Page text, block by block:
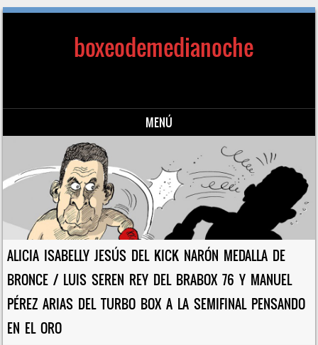
boxeodemedianoche
MENÚ
Saltar al contenido
ALICIA ISABELLY JESÚS DEL KICK NARÓN MEDALLA DE
BRONCE / LUIS SEREN REY DEL BRABOX 76 Y MANUEL
PÉREZ ARIAS DEL TURBO BOX A LA SEMIFINAL PENSANDO
EN EL ORO